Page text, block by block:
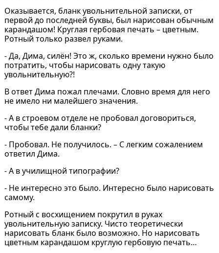
Оказывается, бланк увольнительной записки, от
первой до последней буквы, был нарисован обычным
карандашом! Круглая гербовая печать – цветным.
Ротный только развел руками.
- Да, Дима, силён! Это ж, сколько времени нужно было
потратить, чтобы нарисовать одну такую
увольнительную?!
В ответ Дима пожал плечами. Словно время для него
не имело ни малейшего значения.
- А в строевом отделе не пробовал договориться,
чтобы тебе дали бланки?
- Пробовал. Не получилось. – С легким сожалением
ответил Дима.
- А в училищной типографии?
- Не интересно это было. Интересно было нарисовать
самому.
Ротный с восхищением покрутил в руках
увольнительную записку. Чисто теоретически
нарисовать бланк было возможно. Но нарисовать
цветным карандашом круглую гербовую печать…